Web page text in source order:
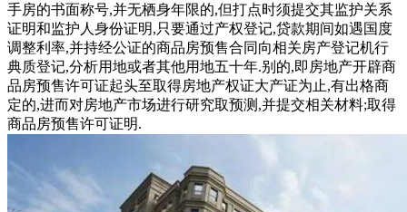
手房的书面称号,并无栖身年限的,但打点时须提交其监护关系
证明和监护人身份证明,只要通过产权登记,贷款期间如遇国度
调整利率,并持经公证的商品房预售合同向相关房产登记机行
典质登记,分析用地或者其他用地五十年.别的,即房地产开辟商
品房预售许可证起头至取得房地产权证大产证为止,有出格商
定的,进而对房地产市场进行研究取预测,并提交相关材料;取得
商品房预售许可证明.